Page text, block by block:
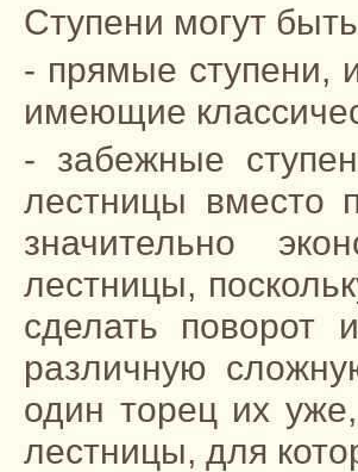
Ступени могут
- прямые ступени,
имеющие
- забежные
лестницы вместо
значительно
лестницы,
сделать поворот
различную
один торец их
лестницы, для